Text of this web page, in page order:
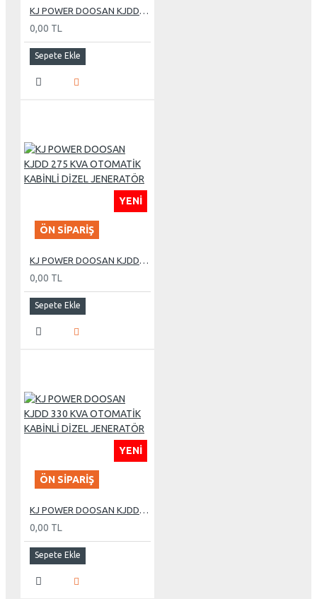
KJ POWER DOOSAN KJDD 255 KVA OTOMATİK KABİNLİ DİZEL JENERATÖR
0,00 TL
Sepete Ekle
YENI
ÖN SIPARIŞ
KJ POWER DOOSAN KJDD 275 KVA OTOMATİK KABİNLİ DİZEL JENERATÖR
0,00 TL
Sepete Ekle
YENI
ÖN SIPARIŞ
KJ POWER DOOSAN KJDD 330 KVA OTOMATİK KABİNLİ DİZEL JENERATÖR
0,00 TL
Sepete Ekle